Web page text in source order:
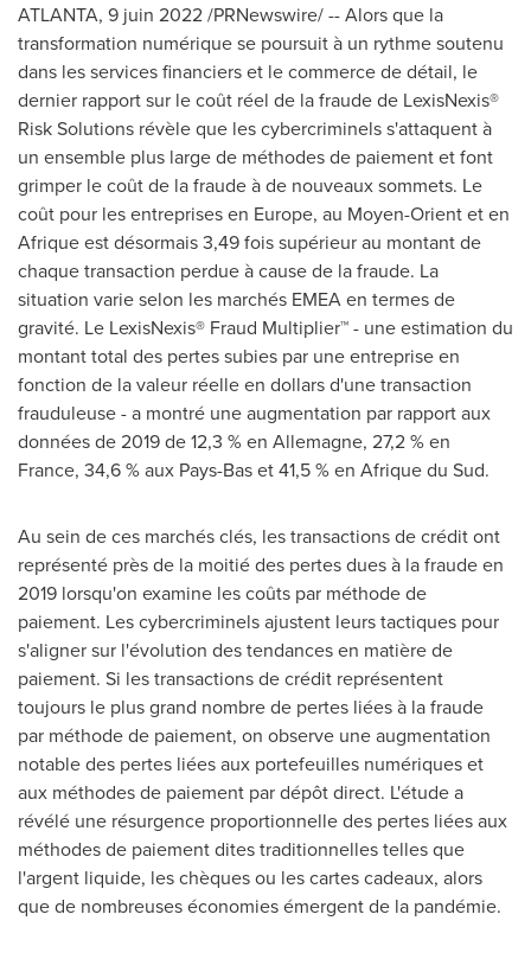
ATLANTA, 9 juin 2022/PRNewswire/ -- Alors que la
transformation numérique se poursuit à un rythme soutenu
dans les services financiers et le commerce de détail, le
dernier rapport sur le coût réel de la fraude de LexisNexis®
Risk Solutions révèle que les cybercriminels s'attaquent à
un ensemble plus large de méthodes de paiement et font
grimper le coût de la fraude à de nouveaux sommets. Le
coût pour les entreprises en Europe, au Moyen-Orient et en
Afrique est désormais 3,49 fois supérieur au montant de
chaque transaction perdue à cause de la fraude. La
situation varie selon les marchés EMEA en termes de
gravité. Le LexisNexis® Fraud Multiplier™ - une estimation du
montant total des pertes subies par une entreprise en
fonction de la valeur réelle en dollars d'une transaction
frauduleuse - a montré une augmentation par rapport aux
données de 2019 de 12,3 % en Allemagne, 27,2 % en
France, 34,6 % aux Pays-Bas et 41,5 % en Afrique du Sud.
Au sein de ces marchés clés, les transactions de crédit ont
représenté près de la moitié des pertes dues à la fraude en
2019 lorsqu'on examine les coûts par méthode de
paiement. Les cybercriminels ajustent leurs tactiques pour
s'aligner sur l'évolution des tendances en matière de
paiement. Si les transactions de crédit représentent
toujours le plus grand nombre de pertes liées à la fraude
par méthode de paiement, on observe une augmentation
notable des pertes liées aux portefeuilles numériques et
aux méthodes de paiement par dépôt direct. L'étude a
révélé une résurgence proportionnelle des pertes liées aux
méthodes de paiement dites traditionnelles telles que
l'argent liquide, les chèques ou les cartes cadeaux, alors
que de nombreuses économies émergent de la pandémie.